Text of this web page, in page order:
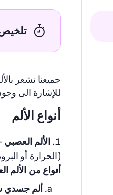
جميعنا نشعر
للإشارة الى
أنواع الألم
الألم العصبي
(الحرارة أو
أنواع من الألم
ألم